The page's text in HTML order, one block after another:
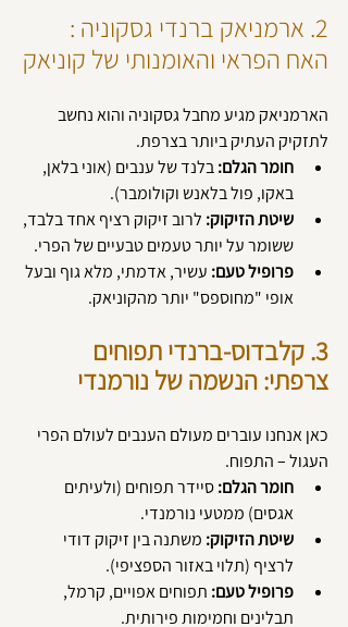
2. ארמניאק ברנדי גסקוניה :
האח הפראי והאומנותי של קוניאק
הארמניאק מגיע מחבל גסקוניה והוא נחשב
לתזקיק העתיק ביותר בצרפת.
חומר הגלם: בלנד של ענבים (אוני בלאן,
באקו, פול בלאנש וקולומבר).
שיטת הזיקוק: לרוב זיקוק רציף אחד בלבד,
ששומר על יותר טעמים טבעיים של הפרי.
פרופיל טעם: עשיר, אדמתי, מלא גוף ובעל
אופי "מחוספס" יותר מהקוניאק.
3. קלבדוס-ברנדי תפוחים
צרפתי: הנשמה של נורמנדי
כאן אנחנו עוברים מעולם הענבים לעולם הפרי
העגול – התפוח.
חומר הגלם: סיידר תפוחים (ולעיתים
אגסים) ממטעי נורמנדי.
שיטת הזיקוק: משתנה בין זיקוק דודי
לרציף (תלוי באזור הספציפי).
פרופיל טעם: תפוחים אפויים, קרמל,
תבלינים וחמימות פירותית.